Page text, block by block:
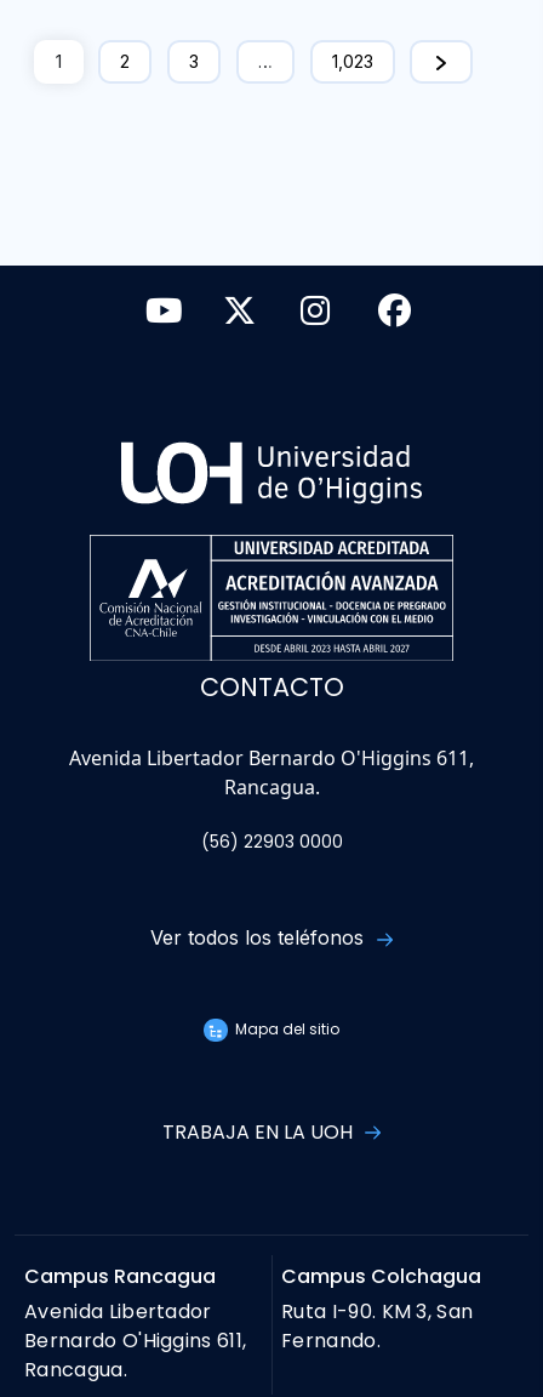
1 2 3 … 1,023
CONTACTO
Avenida Libertador Bernardo O'Higgins 611,
Rancagua.
(56) 22903 0000
Ver todos los teléfonos
Mapa del sitio
TRABAJA EN LA UOH
Campus Rancagua
Avenida Libertador
Bernardo O'Higgins 611,
Rancagua.
Campus Colchagua
Ruta I-90. KM 3, San
Fernando.